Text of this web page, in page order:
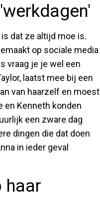
dat ze altijd moe is.
op sociale media
vraag je je wel een
laatst mee bij een
van haarzelf en moest
en Kenneth konden
een zware dag
dingen die dat doen
in ieder geval
haar